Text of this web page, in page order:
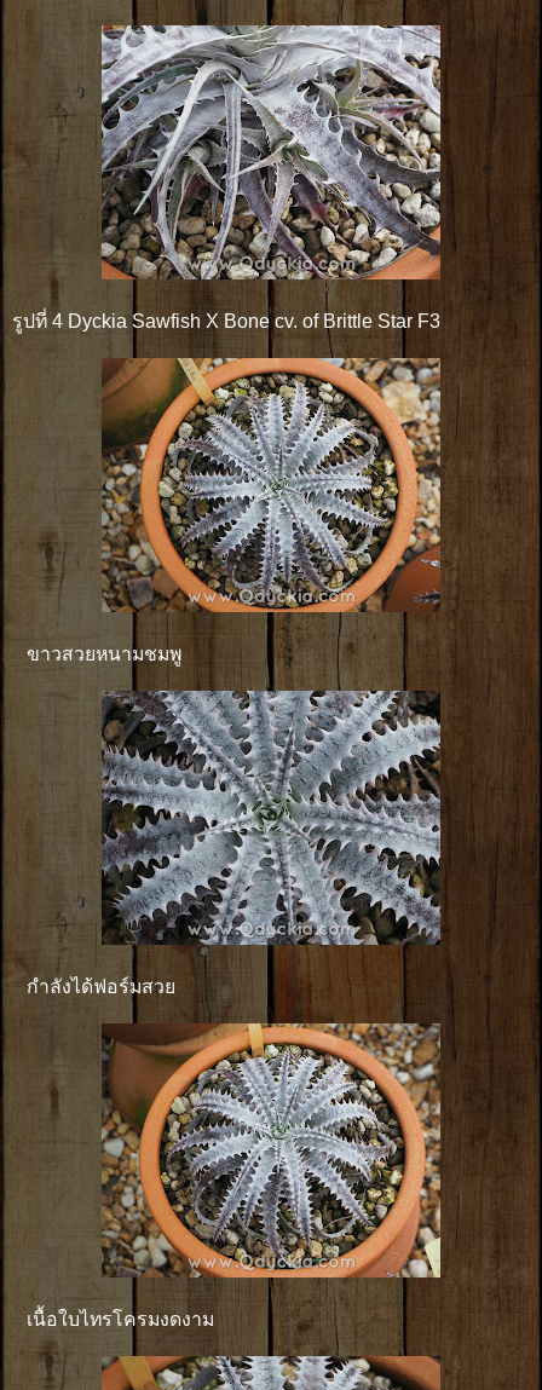
รูปที่ 4 Dyckia Sawfish X Bone cv. of Brittle Star F3
ขาวสวยหนามชมพู
กำลังได้ฟอร์มสวย
เนื้อใบไทรโครมงดงาม